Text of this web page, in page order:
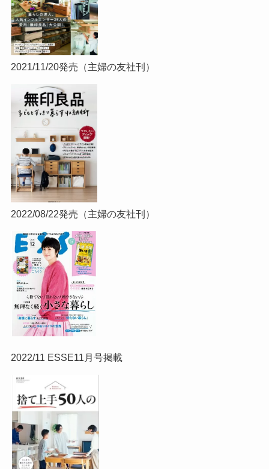
2021/11/20発売（主婦の友社刊）
2022/08/22発売（主婦の友社刊）
2022/11 ESSE11月号掲載